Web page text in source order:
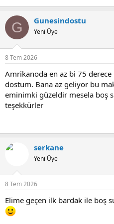
G Gunesindostu
Yeni Üye
8 Tem 2026
Amrikanoda en az bi 75
dostum. Bana az geliyor bu
eminimki güzeldir mesela boş
teşekkürler
serkane
Yeni Üye
8 Tem 2026
Elime geçen ilk bardak ile boş